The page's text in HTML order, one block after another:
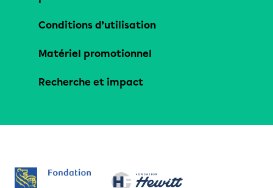
Conditions d’utilisation
Matériel promotionnel
Recherche et impact